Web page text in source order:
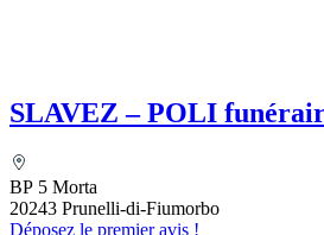
SLAVEZ – POLI
BP 5 Morta
20243 Prunelli-di-Fiumorbo
Déposez le premier avis !